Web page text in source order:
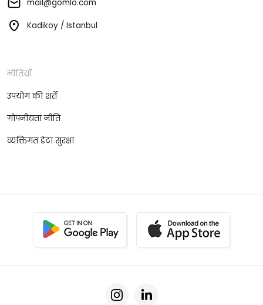
mail@gomlo.com
Kadikoy / Istanbul
नीतियाँ
उपयोग की शर्तें
गोपनीयता नीति
व्यक्तिगत डेटा सुरक्षा